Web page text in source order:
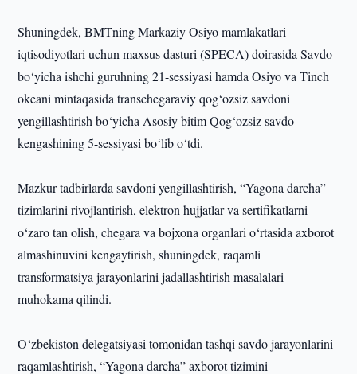
Shuningdek, BMTning Markaziy Osiyo mamlakatlari
iqtisodiyotlari uchun maxsus dasturi (SPECA) doirasida Savdo
bo‘yicha ishchi guruhning 21-sessiyasi hamda Osiyo va Tinch
okeani mintaqasida transchegaraviy qog‘ozsiz savdoni
yengillashtirish bo‘yicha Asosiy bitim Qog‘ozsiz savdo
kengashining 5-sessiyasi bo‘lib o‘tdi.
Mazkur tadbirlarda savdoni yengillashtirish, “Yagona darcha”
tizimlarini rivojlantirish, elektron hujjatlar va sertifikatlarni
o‘zaro tan olish, chegara va bojxona organlari o‘rtasida axborot
almashinuvini kengaytirish, shuningdek, raqamli
transformatsiya jarayonlarini jadallashtirish masalalari
muhokama qilindi.
O‘zbekiston delegatsiyasi tomonidan tashqi savdo jarayonlarini
raqamlashtirish, “Yagona darcha” axborot tizimini